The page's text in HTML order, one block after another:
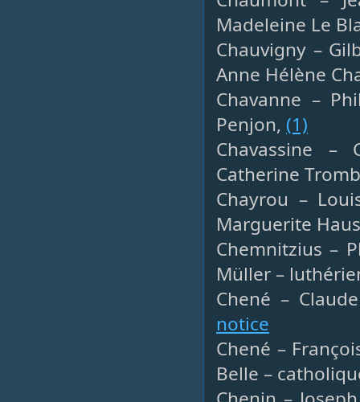
Madeleine Le
Chauvigny –
Anne Hélène
Chavanne –
Penjon, (1)
Chavassine –
Catherine
Chayrou –
Marguerite
Chemnitzius –
Müller –
Chené –
notice
Chené –
Belle –